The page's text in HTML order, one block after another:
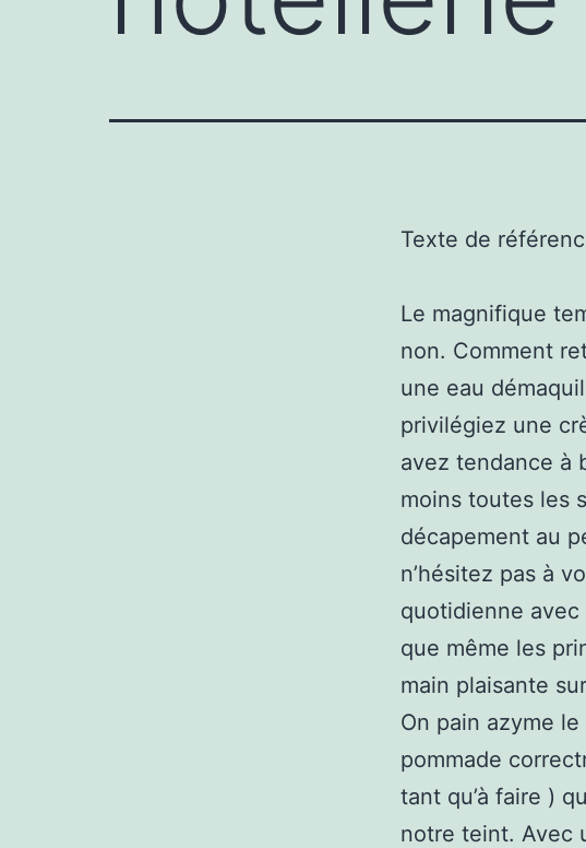
Texte de
Le magnifique
non. Comment
une eau
privilégiez une
avez tendance à
moins toutes les
décapement au
n’hésitez pas à
quotidienne avec
que même les
main plaisante
On pain azyme
pommade
tant qu’à faire )
notre teint. Avec